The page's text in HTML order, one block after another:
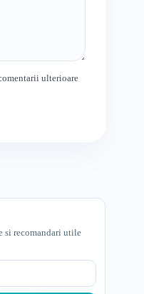
ulterioare
si recomandari utile